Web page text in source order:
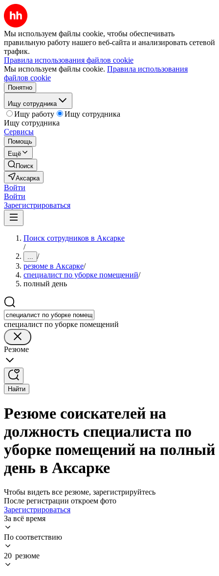
Мы используем файлы cookie, чтобы обеспечивать
правильную работу нашего веб-сайта и анализировать сетевой
трафик.
Правила использования файлов cookie
Мы используем файлы cookie. Правила использования
файлов cookie
Понятно
Ищу сотрудника
Ищу работу
Ищу сотрудника
Ищу сотрудника
Сервисы
Помощь
Ещё
Поиск
Аксарка
Войти
Войти
Зарегистрироваться
Поиск сотрудников в Аксарке
/
... /
резюме в Аксарке/
специалист по уборке помещений/
полный день
специалист по уборке помещений
Резюме
Найти
Резюме соискателей на
должность специалиста по
уборке помещений на полный
день в Аксарке
Чтобы видеть все резюме, зарегистрируйтесь
После регистрации откроем фото
Зарегистрироваться
За всё время
По соответствию
20 резюме